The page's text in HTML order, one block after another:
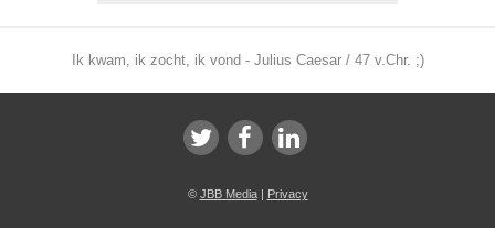
Ik kwam, ik zocht, ik vond - Julius Caesar / 47 v.Chr. ;)
© JBB Media| Privacy